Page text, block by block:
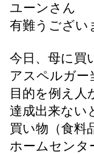
ユーンさん
有難うござい
今日、母に買
アスペルガー
目的を例え人
達成出来ない
買い物（食料
ホームセンタ